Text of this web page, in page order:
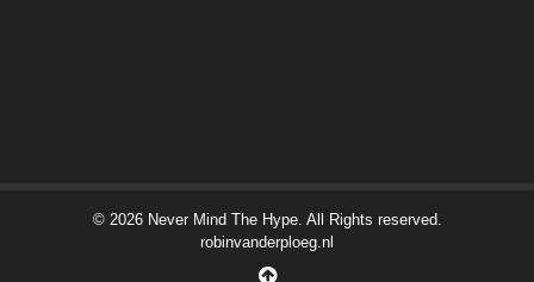
© 2026 Never Mind The Hype. All Rights reserved.
robinvanderploeg.nl